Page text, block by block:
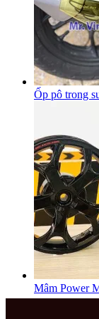
Ốp pô trong
Mâm Power